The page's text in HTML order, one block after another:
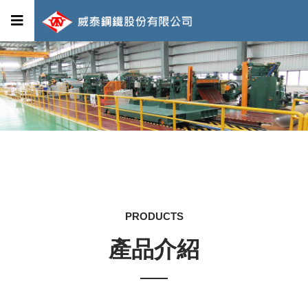
PRODUCTS
產品介紹